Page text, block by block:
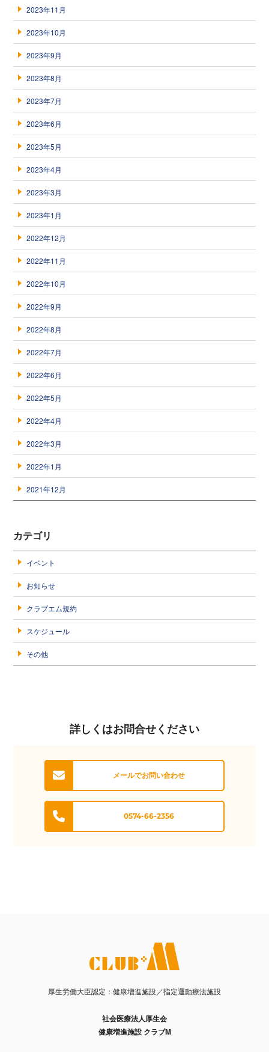
2023年11月
2023年10月
2023年9月
2023年8月
2023年7月
2023年6月
2023年5月
2023年4月
2023年3月
2023年1月
2022年12月
2022年11月
2022年10月
2022年9月
2022年8月
2022年7月
2022年6月
2022年5月
2022年4月
2022年3月
2022年1月
2021年12月
カテゴリ
イベント
お知らせ
クラブエム規約
スケジュール
その他
詳しくはお問合せください
メールでお問い合わせ
0574-66-2356
厚生労働大臣認定：健康増進施設／指定運動療法施設
社会医療法人厚生会
健康増進施設 クラブM